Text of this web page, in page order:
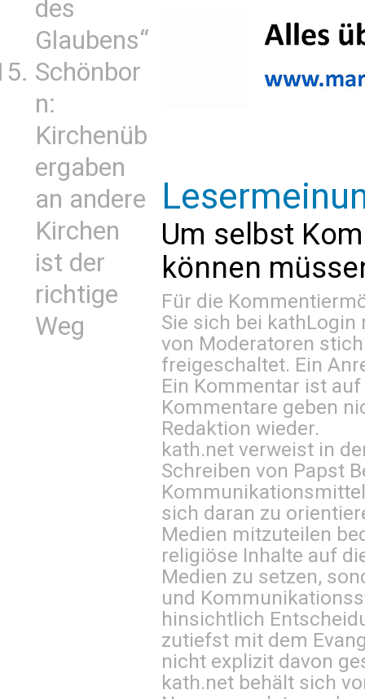
des
Glaubens“
Schönbor
n:
Kirchenüb
ergaben
an andere
Kirchen
ist der
richtige
Weg
Um selbst
können
Für die
Sie sich bei kathLogin
von Moderatoren
freigeschaltet. Ein
Ein Kommentar ist
Kommentare geben
Redaktion wieder.
kath.net verweist in
Schreiben von Papst
sich daran zu
Medien mitzuteilen
religiöse Inhalte auf
Medien zu setzen,
und
hinsichtlich
zutiefst mit dem
nicht explizit davon
kath.net behält sich